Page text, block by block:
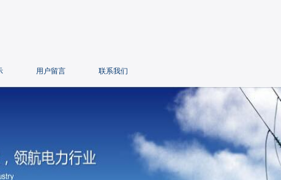
用户留言 联系我们